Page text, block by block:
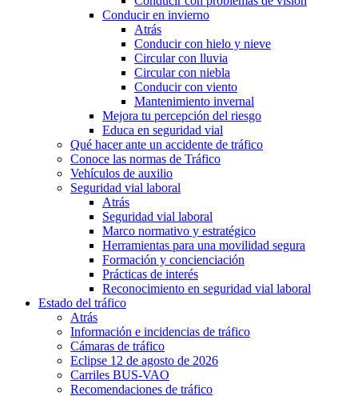
Conducir en invierno
Atrás
Conducir con hielo y nieve
Circular con lluvia
Circular con niebla
Conducir con viento
Mantenimiento invernal
Mejora tu percepción del riesgo
Educa en seguridad vial
Qué hacer ante un accidente de tráfico
Conoce las normas de Tráfico
Vehículos de auxilio
Seguridad vial laboral
Atrás
Seguridad vial laboral
Marco normativo y estratégico
Herramientas para una movilidad segura
Formación y concienciación
Prácticas de interés
Reconocimiento en seguridad vial laboral
Estado del tráfico
Atrás
Información e incidencias de tráfico
Cámaras de tráfico
Eclipse 12 de agosto de 2026
Carriles BUS-VAO
Recomendaciones de tráfico